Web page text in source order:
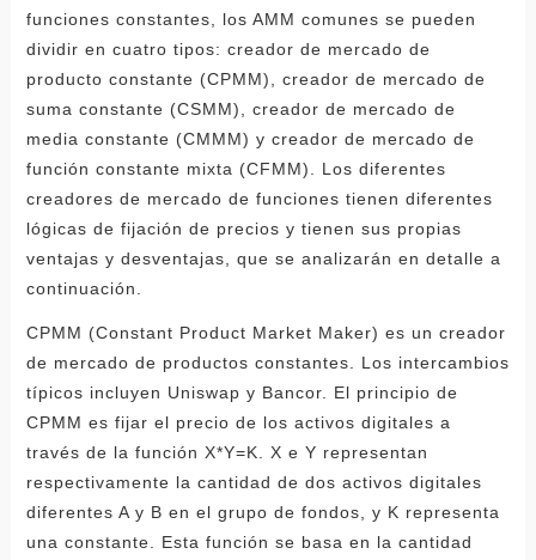
funciones constantes, los AMM comunes se pueden
dividir en cuatro tipos: creador de mercado de
producto constante (CPMM), creador de mercado de
suma constante (CSMM), creador de mercado de
media constante (CMMM) y creador de mercado de
función constante mixta (CFMM). Los diferentes
creadores de mercado de funciones tienen diferentes
lógicas de fijación de precios y tienen sus propias
ventajas y desventajas, que se analizarán en detalle a
continuación.
CPMM (Constant Product Market Maker) es un creador
de mercado de productos constantes. Los intercambios
típicos incluyen Uniswap y Bancor. El principio de
CPMM es fijar el precio de los activos digitales a
través de la función X*Y=K. X e Y representan
respectivamente la cantidad de dos activos digitales
diferentes A y B en el grupo de fondos, y K representa
una constante. Esta función se basa en la cantidad